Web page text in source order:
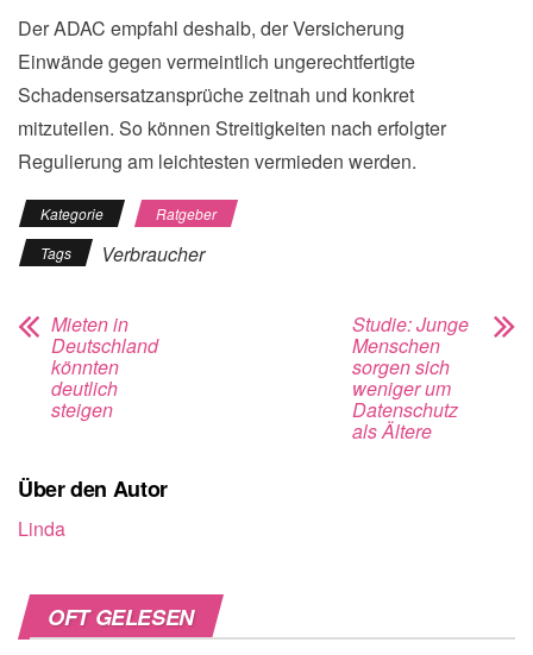
Der ADAC empfahl deshalb, der Versicherung
Einwände gegen vermeintlich ungerechtfertigte
Schadensersatzansprüche zeitnah und konkret
mitzuteilen. So können Streitigkeiten nach erfolgter
Regulierung am leichtesten vermieden werden.
Kategorie
Ratgeber
Tags
Verbraucher
Mieten in
Deutschland
könnten
deutlich
steigen
Studie: Junge
Menschen
sorgen sich
weniger um
Datenschutz
als Ältere
Über den Autor
Linda
OFT GELESEN